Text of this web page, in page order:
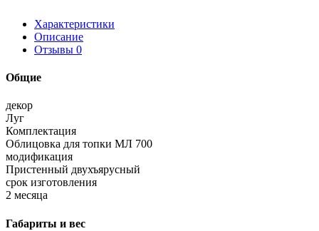
Характеристики
Описание
Отзывы 0
Общие
декор
Луг
Комплектация
Облицовка для топки МЛ 700
модификация
Пристенный двухъярусный
срок изготовления
2 месяца
Габариты и вес